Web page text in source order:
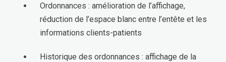
Ordonnances : amélioration de l’affichage,
réduction de l’espace blanc entre l’entête et les
informations clients-patients
Historique des ordonnances : affichage de la